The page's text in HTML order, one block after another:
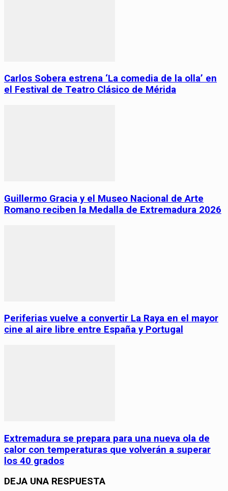
Carlos Sobera estrena ‘La comedia de la olla’ en
el Festival de Teatro Clásico de Mérida
Guillermo Gracia y el Museo Nacional de Arte
Romano reciben la Medalla de Extremadura 2026
Periferias vuelve a convertir La Raya en el mayor
cine al aire libre entre España y Portugal
Extremadura se prepara para una nueva ola de
calor con temperaturas que volverán a superar
los 40 grados
DEJA UNA RESPUESTA